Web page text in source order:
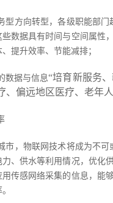
型方向转型，各级职能部
数据具有时间与空间属性
提升效率、节能减排；
数据与信息“培育新服务
、偏远地区医疗、老年
市，物联网技术将成为不
、供水等利用情况，优化
传感网络采集的信息，能